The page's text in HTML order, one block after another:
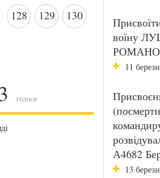
128 129 130
голоси
воїну
11
А4682
13